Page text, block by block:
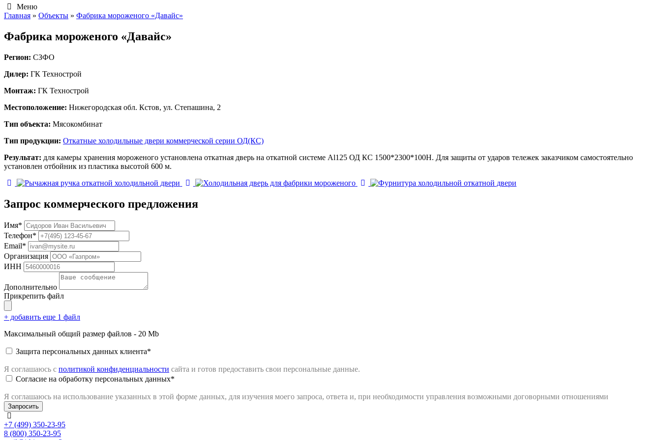
Меню
Главная » Объекты » Фабрика мороженого «Давайс»
Фабрика мороженого «Давайс»
Регион: СЗФО
Дилер: ГК Технострой
Монтаж: ГК Технострой
Местоположение: Нижегородская обл. Кстов, ул. Степашина, 2
Тип объекта: Мясокомбинат
Тип продукции: Откатные холодильные двери коммерческой серии ОД(КС)
Результат: для камеры хранения мороженого установлена откатная дверь на откатной системе Al125 ОД КС 1500*2300*100Н. Для защиты от ударов тележек заказчиком самостоятельно
установлен отбойник из пластика высотой 600 м.
Запрос коммерческого предложения
Имя*
Телефон*
Email*
Организация
ИНН
Дополнительно
Прикрепить файл
+ добавить еще 1 файл
Максимальный общий размер файлов - 20 Mb
Защита персональных данных клиента*
Я соглашаюсь с политикой конфиденциальности сайта и готов предоставить свои персональные данные.
Согласие на обработку персональных данных*
Я соглашаюсь на использование указанных в этой форме данных, для изучения моего запроса, ответа и, при необходимости управления возможными договорными отношениями
+7 (499) 350-23-95
8 (800) 350-23-95